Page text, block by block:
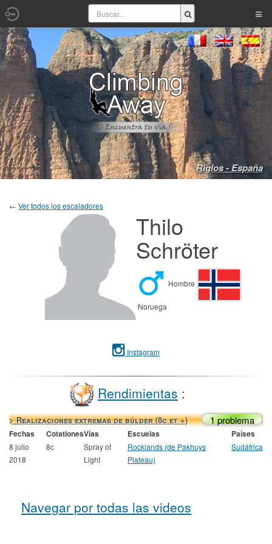
Riglos - España
← Ver todos los escaladores
Thilo
Schröter
Hombre
Noruega
Instagram
Rendimientas :
> Realizaciones extremas de búlder (8c et +) 1 problema
Fechas CotationesVías Escuelas Países
8 julio
2018
8c
Spray of
Light
Rocklands (de Pakhuys
Plateau)
Sudáfrica
Navegar por todas las videos